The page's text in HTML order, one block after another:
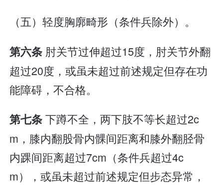
（五）轻度胸廓畸形（条件兵除外）。
第六条 肘关节过伸超过15度，肘关节外翻
超过20度，或虽未超过前述规定但存在功
能障碍，不合格。
第七条下蹲不全，两下肢不等长超过2c
m，膝内翻股骨内髁间距离和膝外翻胫骨
内踝间距离超过7cm（条件兵超过4c
m），或虽未超过前述规定但步态异常，